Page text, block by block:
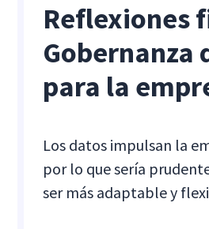
Reflexiones
Gobernanza
para la
Los datos impulsan la
por lo que sería
ser más adaptable y